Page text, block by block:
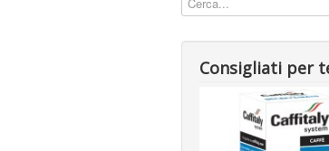
Consigliati per